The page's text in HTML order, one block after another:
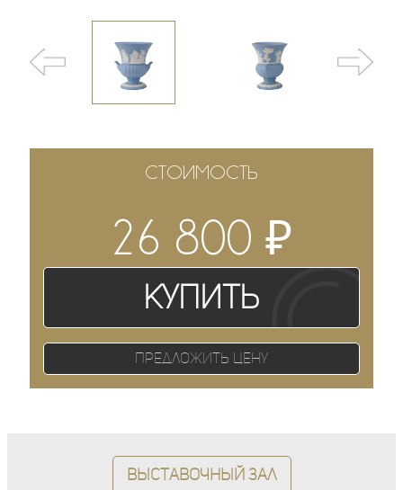
СТОИМОСТЬ
26 800₽
Купить
Предложить цену
Выставочный зал